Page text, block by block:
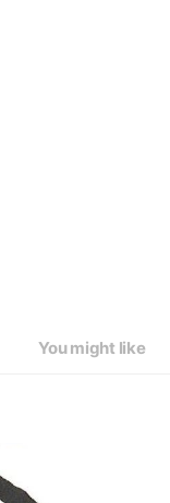
You might like